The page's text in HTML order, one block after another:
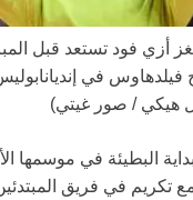
أزي فود تستعد قبل
هيكي / صور غيتي)
البطيئة في موسمها
تكريم في فريق